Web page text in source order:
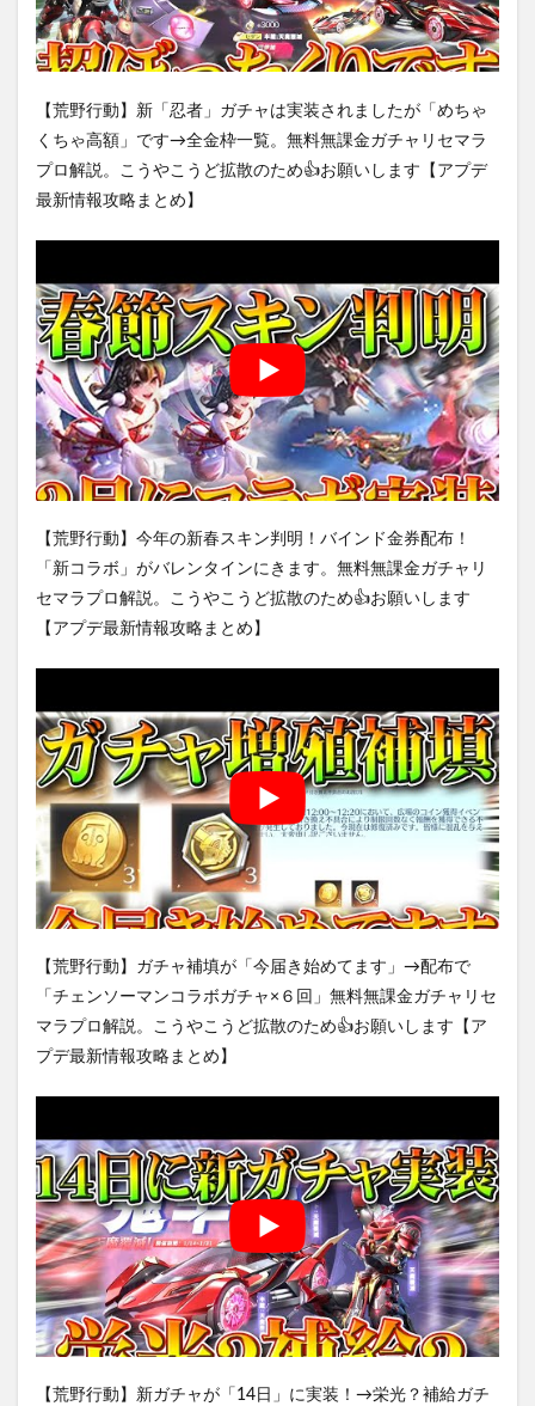
【荒野行動】新「忍者」ガチャは実装されましたが「めちゃ
くちゃ高額」です→全金枠一覧。無料無課金ガチャリセマラ
プロ解説。こうやこうど拡散のため👍お願いします【アプデ
最新情報攻略まとめ】
【荒野行動】今年の新春スキン判明！バインド金券配布！
「新コラボ」がバレンタインにきます。無料無課金ガチャリ
セマラプロ解説。こうやこうど拡散のため👍お願いします
【アプデ最新情報攻略まとめ】
【荒野行動】ガチャ補填が「今届き始めてます」→配布で
「チェンソーマンコラボガチャ×６回」無料無課金ガチャリセ
マラプロ解説。こうやこうど拡散のため👍お願いします【ア
プデ最新情報攻略まとめ】
【荒野行動】新ガチャが「14日」に実装！→栄光？補給ガチ